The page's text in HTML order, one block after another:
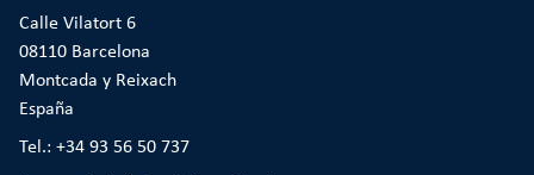
Calle Vilatort 6
08110 Barcelona
Montcada y Reixach
España
Tel.: +34 93 56 50 737